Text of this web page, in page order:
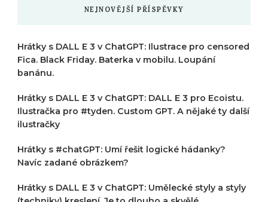
NEJNOVĚJŠÍ PŘÍSPĚVKY
Hrátky s DALL E 3 v ChatGPT: Ilustrace pro censored
Fica. Black Friday. Baterka v mobilu. Loupání
banánu.
Hrátky s DALL E 3 v ChatGPT: DALL E 3 pro Ecoistu.
Ilustračka pro #tyden. Custom GPT. A nějaké ty další
ilustračky
Hrátky s #chatGPT: Umí řešit logické hádanky?
Navíc zadané obrázkem?
Hrátky s DALL E 3 v ChatGPT: Umělecké styly a styly